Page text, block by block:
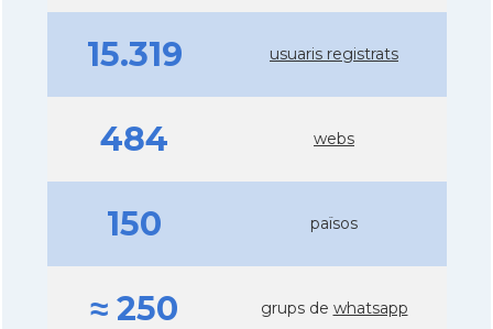
15.319 usuaris registrats
484 webs
150 països
≈ 250 grups de whatsapp